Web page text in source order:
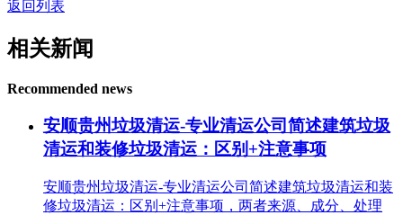
返回列表
相关新闻
Recommended news
安顺贵州垃圾清运-专业清运公司简述建筑垃圾
清运和装修垃圾清运：区别+注意事项
安顺贵州垃圾清运-专业清运公司简述建筑垃圾清运和装
修垃圾清运：区别+注意事项，两者来源、成分、处理